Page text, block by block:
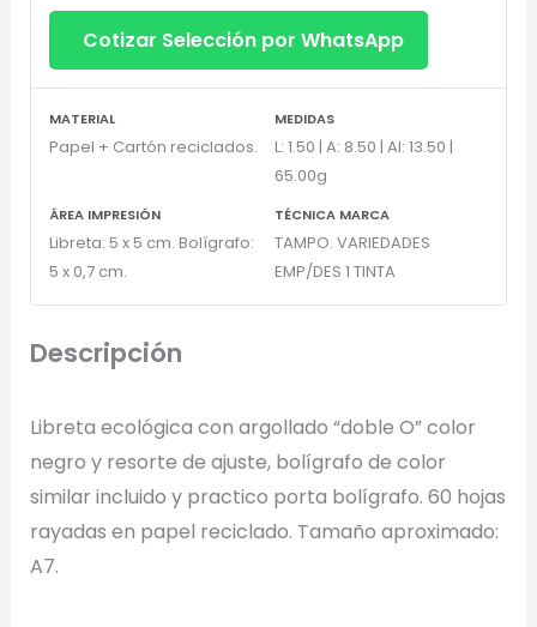
Diseñador de Vistas Previas
con IA ×
Arrastra y suelta tu logotipo aquí
Formatos: PNG, JPG, SVG (Max. 5MB). Se recomienda fondo
Selecciona el estilo de marcado:
Cotizar Selección por WhatsApp
MATERIAL
Papel + Cartón reciclados.
MEDIDAS
L: 1.50 | A: 8.50 | Al: 13.50 |
65.00g
ÁREA IMPRESIÓN
Libreta: 5 x 5 cm. Bolígrafo:
5 x 0,7 cm.
TÉCNICA MARCA
TAMPO. VARIEDADES
EMP/DES 1 TINTA
Descripción
Libreta ecológica con argollado “doble O” color
negro y resorte de ajuste, bolígrafo de color
similar incluido y practico porta bolígrafo. 60 hojas
rayadas en papel reciclado. Tamaño aproximado:
A7.